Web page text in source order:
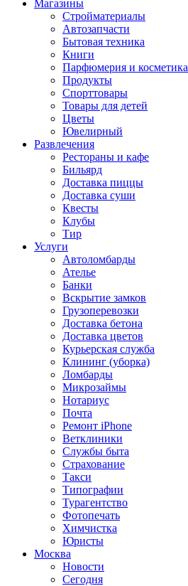
Магазины
Стройматериалы
Автозапчасти
Бытовая техника
Книги
Парфюмерия и косметика
Продукты
Спорттовары
Товары для детей
Цветы
Ювелирный
Развлечения
Рестораны и кафе
Бильярд
Доставка пиццы
Доставка суши
Квесты
Клубы
Тир
Услуги
Автоломбарды
Ателье
Банки
Вскрытие замков
Грузоперевозки
Доставка бетона
Доставка цветов
Курьерская служба
Клининг (уборка)
Ломбарды
Микрозаймы
Нотариус
Почта
Ремонт iPhone
Ветклиники
Службы быта
Страхование
Такси
Типографии
Турагентство
Фотопечать
Химчистка
Юристы
Москва
Новости
Сегодня